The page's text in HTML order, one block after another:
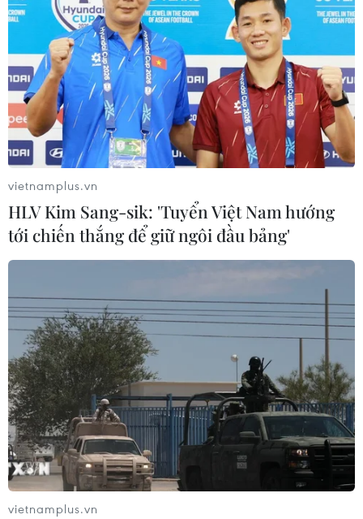
vietnamplus.vn
HLV Kim Sang-sik: 'Tuyển Việt Nam hướng
tới chiến thắng để giữ ngôi đầu bảng'
vietnamplus.vn